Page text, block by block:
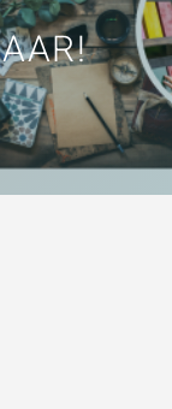
Gebruik het
contactform
ulier voor je
vragen en
opmerkingen